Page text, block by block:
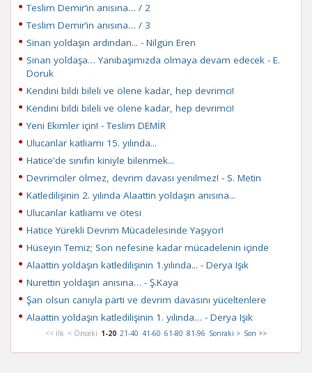
Teslim Demir’in anısına… / 2
Teslim Demir’in anısına… / 3
Sinan yoldaşın ardından... - Nilgün Eren
Sinan yoldaşa… Yanıbaşımızda olmaya devam edecek - E.
Doruk
Kendini bildi bileli ve ölene kadar, hep devrimci!
Kendini bildi bileli ve ölene kadar, hep devrimci!
Yeni Ekimler için! - Teslim DEMİR
Ulucanlar katliamı 15. yılında...
Hatice'de sınıfın kiniyle bilenmek...
Devrimciler ölmez, devrim davası yenilmez! - S. Metin
Katledilişinin 2. yılında Alaattin yoldaşın anısına...
Ulucanlar katliamı ve ötesi
Hatice Yürekli Devrim Mücadelesinde Yaşıyor!
Hüseyin Temiz; Son nefesine kadar mücadelenin içinde
Alaattin yoldaşın katledilişinin 1.yılında... - Derya Işık
Nurettin yoldaşın anısına… - Ş.Kaya
Şan olsun canıyla parti ve devrim davasını yüceltenlere
Alaattin yoldaşın katledilişinin 1. yılında… - Derya Işık
<< İlk < Önceki 1-20 21-40 41-60 61-80 81-96 Sonraki > Son >>